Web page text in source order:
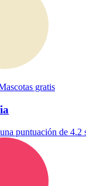
gratis
puntuación de 4.2